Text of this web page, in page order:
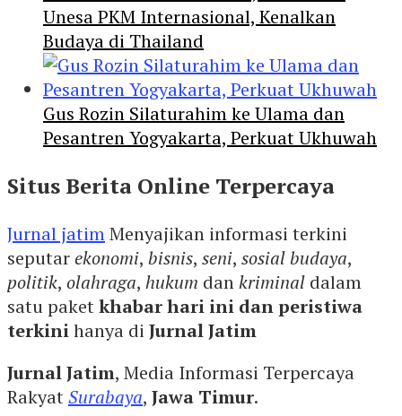
Unesa PKM Internasional, Kenalkan
Budaya di Thailand
Gus Rozin Silaturahim ke Ulama dan
Pesantren Yogyakarta, Perkuat Ukhuwah
Situs Berita Online Terpercaya
Jurnal jatimMenyajikan informasi terkini
seputarekonomi, bisnis, seni, sosial budaya,
politik, olahraga, hukum dankriminal dalam
satu paketkhabar hari ini dan peristiwa
terkinihanya di Jurnal Jatim
Jurnal Jatim, Media Informasi Terpercaya
RakyatSurabaya, Jawa Timur.